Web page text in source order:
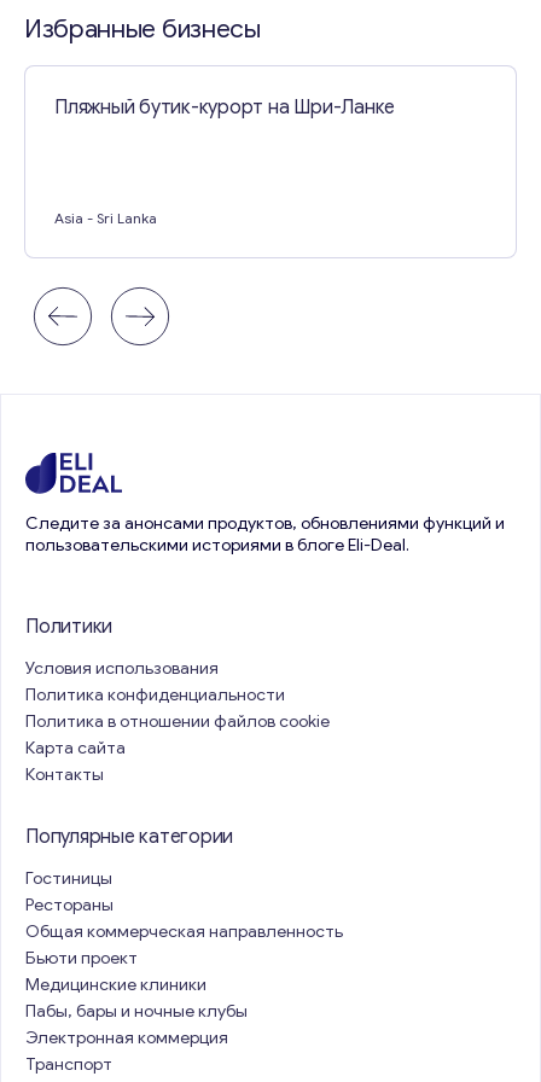
Избранные бизнесы
Пляжный бутик-курорт на Шри-Ланке
Asia - Sri Lanka
Следите за анонсами продуктов, обновлениями функций и
пользовательскими историями в блоге Eli-Deal.
Политики
Условия использования
Политика конфиденциальности
Политика в отношении файлов cookie
Карта сайта
Контакты
Популярные категории
Гостиницы
Рестораны
Общая коммерческая направленность
Бьюти проект
Медицинские клиники
Пабы, бары и ночные клубы
Электронная коммерция
Транспорт